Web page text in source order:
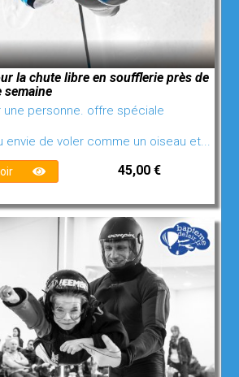
la chute libre en soufflerie près de
une personne. offre spéciale
envie de voler comme un oiseau et...
45,00 €